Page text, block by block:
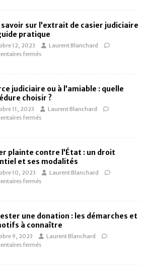
sur l’extrait de casier judiciaire
pratique
12, 2023
Laurent Blanchard
fermés
judiciaire ou à l’amiable : quelle
choisir ?
11, 2023
Laurent Blanchard
fermés
plainte contre l’État : un droit
et ses modalités
10, 2023
Laurent Blanchard
fermés
une donation : les démarches et
à connaître
9, 2023
Laurent Blanchard
fermés